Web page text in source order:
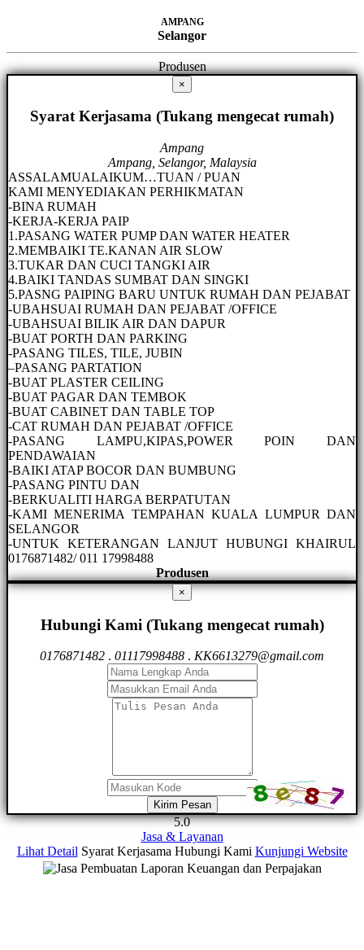
AMPANG
Selangor
Produsen
×
Syarat Kerjasama (Tukang mengecat rumah)
Ampang
Ampang, Selangor, Malaysia
ASSALAMUALAIKUM…TUAN / PUAN
KAMI MENYEDIAKAN PERHIKMATAN
-BINA RUMAH
-KERJA-KERJA PAIP
1.PASANG WATER PUMP DAN WATER HEATER
2.MEMBAIKI TE.KANAN AIR SLOW
3.TUKAR DAN CUCI TANGKI AIR
4.BAIKI TANDAS SUMBAT DAN SINGKI
5.PASNG PAIPING BARU UNTUK RUMAH DAN PEJABAT
-UBAHSUAI RUMAH DAN PEJABAT /OFFICE
-UBAHSUAI BILIK AIR DAN DAPUR
-BUAT PORTH DAN PARKING
-PASANG TILES, TILE, JUBIN
–PASANG PARTATION
-BUAT PLASTER CEILING
-BUAT PAGAR DAN TEMBOK
-BUAT CABINET DAN TABLE TOP
-CAT RUMAH DAN PEJABAT /OFFICE
-PASANG LAMPU,KIPAS,POWER POIN DAN
PENDAWAIAN
-BAIKI ATAP BOCOR DAN BUMBUNG
-PASANG PINTU DAN
-BERKUALITI HARGA BERPATUTAN
-KAMI MENERIMA TEMPAHAN KUALA LUMPUR DAN
SELANGOR
-UNTUK KETERANGAN LANJUT HUBUNGI KHAIRUL
0176871482/ 011 17998488
Produsen
×
Hubungi Kami (Tukang mengecat rumah)
0176871482 . 01117998488 . KK6613279@gmail.com
Kirim Pesan
5.0
Jasa & Layanan
Lihat Detail Syarat Kerjasama Hubungi Kami Kunjungi Website